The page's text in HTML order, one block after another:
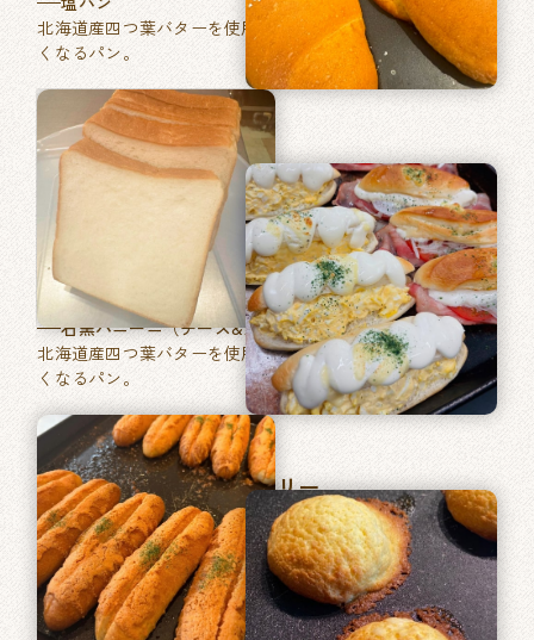
北海道産四つ葉バターを使用した、あきのこない毎日食べた
くなるパン。
石窯パン工房ベルフラン
特製ふくやの明太フランス
フランスパンに「ふくや」ブランドの明太バターを塗り焼き
あげました。
石窯パニーニ（チーズ&たまご／ベーコントマト）
北海道産四つ葉バターを使用した、あきのこない毎日食べた
くなるパン。
マツヤブレッドファクトリー
巽東店
牛肉ゴロッとカレーパン
牛肉がゴロッと入った特製カレーをたっぷりと使った自慢の
一品です。